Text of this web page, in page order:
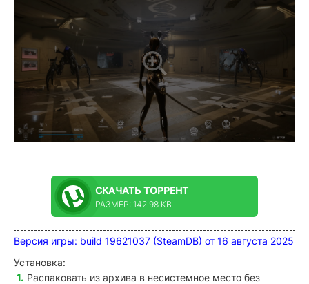
СКАЧАТЬ ТОРРЕНТ
РАЗМЕР: 142.98 KB
Версия игры: build 19621037 (SteamDB) от 16 августа 2025
Установка:
Распаковать из архива в несистемное место без